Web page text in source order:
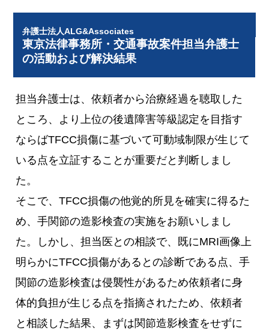
弁護士法人ALG&Associates
東京法律事務所・交通事故案件担当弁護士
の活動および解決結果
担当弁護士は、依頼者から治療経過を聴取した
ところ、より上位の後遺障害等級認定を目指す
ならばTFCC損傷に基づいて可動域制限が生じて
いる点を立証することが重要だと判断しまし
た。
そこで、TFCC損傷の他覚的所見を確実に得るた
め、手関節の造影検査の実施をお願いしまし
た。しかし、担当医との相談で、既にMRI画像上
明らかにTFCC損傷があるとの診断である点、手
関節の造影検査は侵襲性があるため依頼者に身
体的負担が生じる点を指摘されたため、依頼者
と相談した結果、まずは関節造影検査をせずに